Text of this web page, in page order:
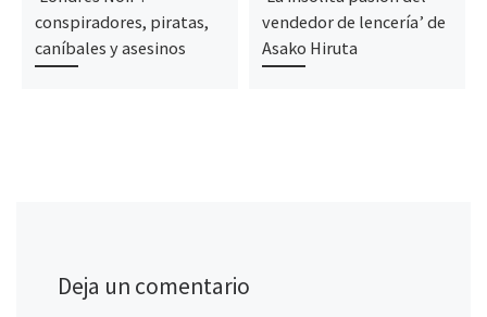
conspiradores, piratas,
caníbales y asesinos
vendedor de lencería’ de
Asako Hiruta
Deja un comentario